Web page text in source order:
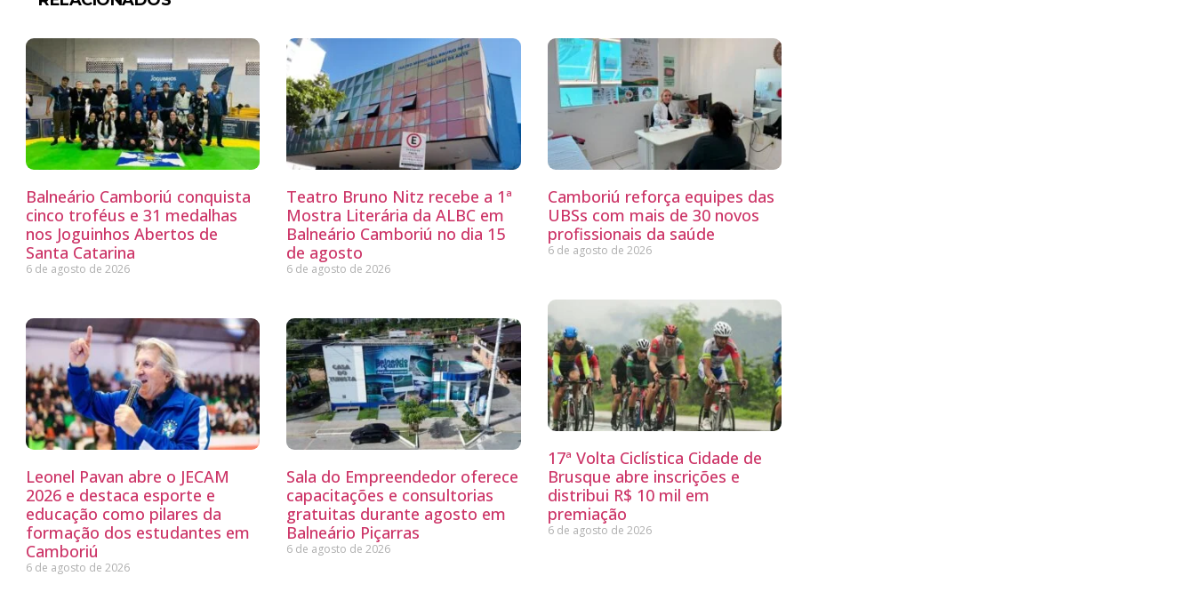
Balneário Camboriú conquista
cinco troféus e 31 medalhas
nos Joguinhos Abertos de
Santa Catarina
6 de agosto de 2026
Teatro Bruno Nitz recebe a 1ª
Mostra Literária da ALBC em
Balneário Camboriú no dia 15
de agosto
6 de agosto de 2026
Camboriú reforça equipes das
UBSs com mais de 30 novos
profissionais da saúde
6 de agosto de 2026
Leonel Pavan abre o JECAM
2026 e destaca esporte e
educação como pilares da
formação dos estudantes em
Camboriú
6 de agosto de 2026
Sala do Empreendedor oferece
capacitações e consultorias
gratuitas durante agosto em
Balneário Piçarras
6 de agosto de 2026
17ª Volta Ciclística Cidade de
Brusque abre inscrições e
distribui R$ 10 mil em
premiação
6 de agosto de 2026